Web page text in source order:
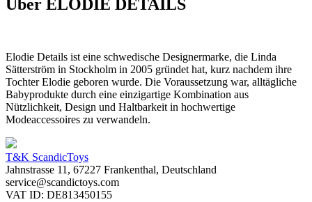
Über ELODIE DETAILS
Elodie Details ist eine schwedische Designermarke, die Linda
Sätterström in Stockholm in 2005 gründet hat, kurz nachdem ihre
Tochter Elodie geboren wurde. Die Voraussetzung war, alltägliche
Babyprodukte durch eine einzigartige Kombination aus
Nützlichkeit, Design und Haltbarkeit in hochwertige
Modeaccessoires zu verwandeln.
T&K ScandicToys
Jahnstrasse 11, 67227 Frankenthal, Deutschland
service@scandictoys.com
VAT ID: DE813450155